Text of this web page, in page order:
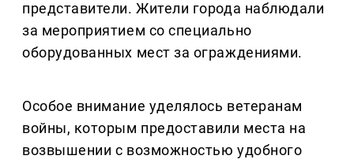
представители. Жители города наблюдали
за мероприятием со специально
оборудованных мест за ограждениями.
Особое внимание уделялось ветеранам
войны, которым предоставили места на
возвышении с возможностью удобного